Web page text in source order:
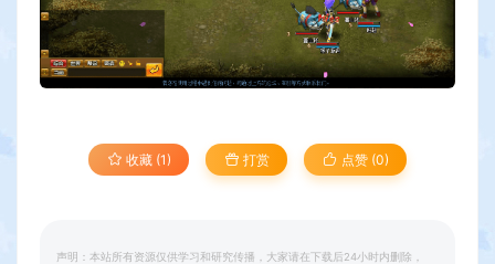
收藏 (1) 打赏 点赞 (0)
声明：本站所有资源仅供学习和研究传播，大家请在下载后24小时内删除，